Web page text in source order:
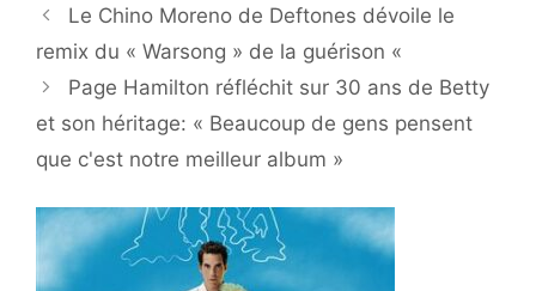
Le Chino Moreno de Deftones dévoile le
remix du « Warsong » de la guérison «
Page Hamilton réfléchit sur 30 ans de Betty
et son héritage: « Beaucoup de gens pensent
que c'est notre meilleur album »